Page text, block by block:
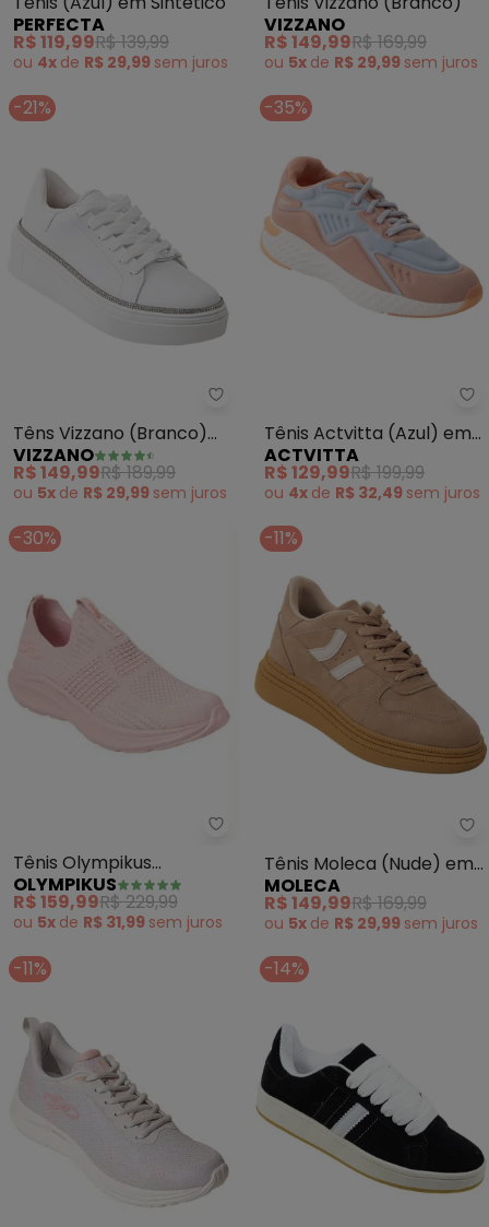
PERFECTA
R$ 119,99R$ 139,99
ou 4x de R$ 29,99 sem juros
VIZZANO
R$ 149,99R$ 169,99
ou 5x de R$ 29,99 sem juros
-21%
Vizzano - Têns Vizzano
Têns Vizzano (Branco)
em Sintetico
VIZZANO
R$ 149,99R$ 189,99
ou 5x de R$ 29,99 sem juros
-35%
Tênis Actvitta (Azul) em
Tecido
ACTVITTA
R$ 129,99R$ 199,99
ou 4x de R$ 32,49 sem juros
-30%
Olympikus - Tênis Olympikus
Tênis Olympikus
Ultraleve 156g (Rosa)
OLYMPIKUS
R$ 159,99R$ 229,99
ou 5x de R$ 31,99 sem juros
-11%
Tênis Moleca (Nude) em
Nobuck
MOLECA
R$ 149,99R$ 169,99
ou 5x de R$ 29,99 sem juros
-11% -14%